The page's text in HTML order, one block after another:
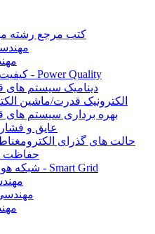
کتب مرجع رشته
کیفیت توان - Power Quality
دینامیک سیستم های
الکترونیک قدرت/ماشین
بهره برداری سیستم های
عایق و
حالت های گذرای
حفاظت
شبکه هوشمند - Smart Grid